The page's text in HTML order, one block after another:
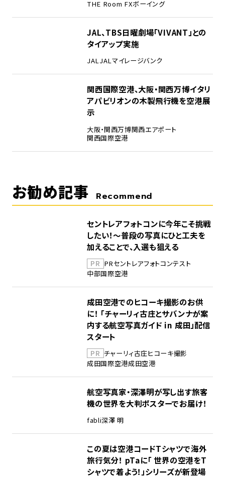
THE Room FXボーイング
JAL、TBS日曜劇場「VIVANT」との
タイアップ実施
JALJALマイレージバンク
関西国際空港、大阪・関西万博イタリ
アパビリオンの木製飛行機を空港展
示
大阪・関西万博関西エアポート
関西国際空港
お勧め記事 Recommend
セントレアフォトコンに今年こそ挑戦
したい！～普段の写真にひと工夫を
加えることで、入選も狙える
PR PRセントレアフォトコンテスト
中部国際空港
成田空港でのヒコーキ撮影のお供
に！ 「チャーリィ古庄とサバンナが案
内する航空写真ガイド in 成田」配信
スタート
PR チャーリィ古庄ヒコーキ撮影
成田国際空港成田空港
航空写真家・深澤明が写し出す旅客
機の世界を大判ポスターでお届け！
fabli深澤 明
この夏は空港コードTシャツで海外
旅行気分！ pTaに「 世界の空港をT
シャツで着よう！」シリーズが新登場